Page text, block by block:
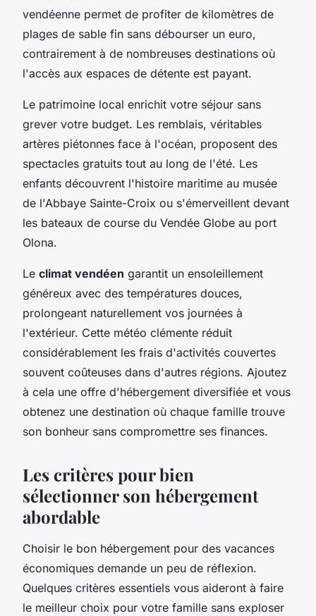
vendéenne permet de profiter de kilomètres de
plages de sable fin sans débourser un euro,
contrairement à de nombreuses destinations où
l'accès aux espaces de détente est payant.
Le patrimoine local enrichit votre séjour sans
grever votre budget. Les remblais, véritables
artères piétonnes face à l'océan, proposent des
spectacles gratuits tout au long de l'été. Les
enfants découvrent l'histoire maritime au musée
de l'Abbaye Sainte-Croix ou s'émerveillent devant
les bateaux de course du Vendée Globe au port
Olona.
Le climat vendéen garantit un ensoleillement
généreux avec des températures douces,
prolongeant naturellement vos journées à
l'extérieur. Cette météo clémente réduit
considérablement les frais d'activités couvertes
souvent coûteuses dans d'autres régions. Ajoutez
à cela une offre d'hébergement diversifiée et vous
obtenez une destination où chaque famille trouve
son bonheur sans compromettre ses finances.
Les critères pour bien
sélectionner son hébergement
abordable
Choisir le bon hébergement pour des vacances
économiques demande un peu de réflexion.
Quelques critères essentiels vous aideront à faire
le meilleur choix pour votre famille sans exploser